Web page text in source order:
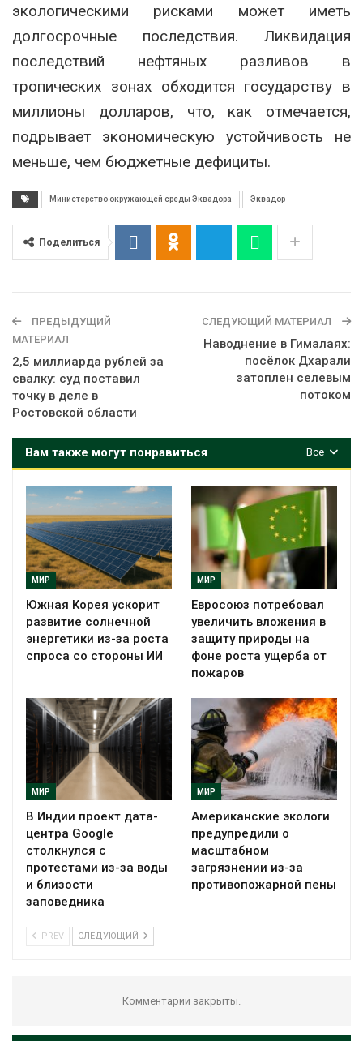
экологическими рисками может иметь
долгосрочные последствия. Ликвидация
последствий нефтяных разливов в
тропических зонах обходится государству в
миллионы долларов, что, как отмечается,
подрывает экономическую устойчивость не
меньше, чем бюджетные дефициты.
Министерство окружающей среды Эквадора Эквадор
Поделиться
ПРЕДЫДУЩИЙ
МАТЕРИАЛ
2,5 миллиарда рублей за
свалку: суд поставил
точку в деле в
Ростовской области
СЛЕДУЮЩИЙ МАТЕРИАЛ
Наводнение в Гималаях:
посёлок Дхарали
затоплен селевым
потоком
Все
Вам также могут понравиться
МИР
Южная Корея ускорит
развитие солнечной
энергетики из-за роста
спроса со стороны ИИ
МИР
Евросоюз потребовал
увеличить вложения в
защиту природы на
фоне роста ущерба от
пожаров
МИР
В Индии проект дата-
центра Google
столкнулся с
протестами из-за воды
и близости
заповедника
МИР
Американские экологи
предупредили о
масштабном
загрязнении из-за
противопожарной пены
PREV СЛЕДУЮЩИЙ
Комментарии закрыты.